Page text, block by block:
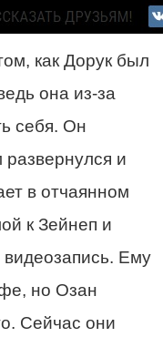
как Дорук был
она из-за
себя. Он
развернулся и
в отчаянном
к Зейнеп и
видеозапись. Ему
но Озан
Сейчас они